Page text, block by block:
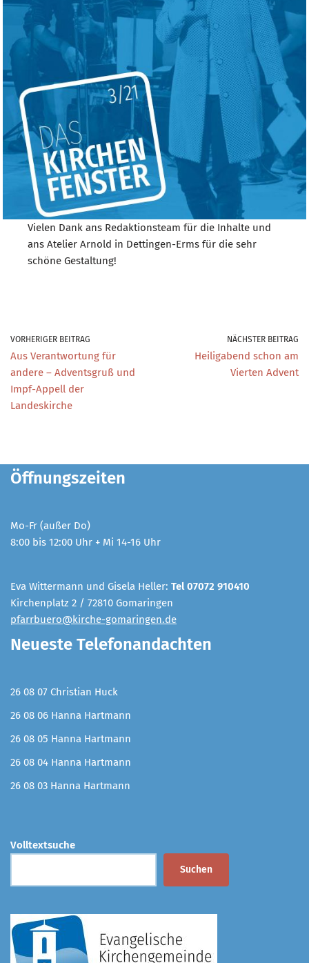
Vielen Dank ans Redaktionsteam für die Inhalte und
ans Atelier Arnold in Dettingen-Erms für die sehr
schöne Gestaltung!
VORHERIGER BEITRAG
Aus Verantwortung für
andere – Adventsgruß und
Impf-Appell der
Landeskirche
NÄCHSTER BEITRAG
Heiligabend schon am
Vierten Advent
Öffnungszeiten
Mo-Fr (außer Do)
8:00 bis 12:00 Uhr + Mi 14-16 Uhr
Eva Wittermann und Gisela Heller: Tel 07072 910410
Kirchenplatz 2 / 72810 Gomaringen
pfarrbuero@kirche-gomaringen.de
Neueste Telefonandachten
26 08 07 Christian Huck
26 08 06 Hanna Hartmann
26 08 05 Hanna Hartmann
26 08 04 Hanna Hartmann
26 08 03 Hanna Hartmann
Volltextsuche
Suchen